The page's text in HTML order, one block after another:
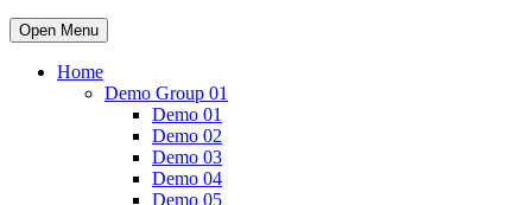
Open Menu
Home
Demo Group 01
Demo 01
Demo 02
Demo 03
Demo 04
Demo 05